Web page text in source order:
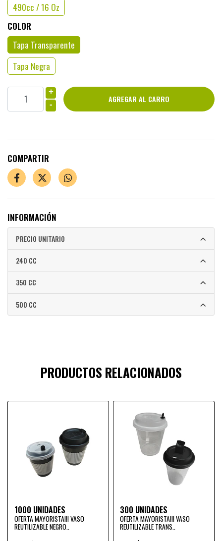
490cc / 16 Oz
COLOR
Tapa Transparente
Tapa Negra
+
-
COMPARTIR
INFORMACIÓN
PRECIO UNITARIO
240 CC
350 CC
500 CC
PRODUCTOS RELACIONADOS
1000 UNIDADES
OFERTA MAYORISTA!!! VASO
REUTILIZABLE NEGRO..
300 UNIDADES
OFERTA MAYORISTA!!! VASO
REUTILIZABLE TRANS..